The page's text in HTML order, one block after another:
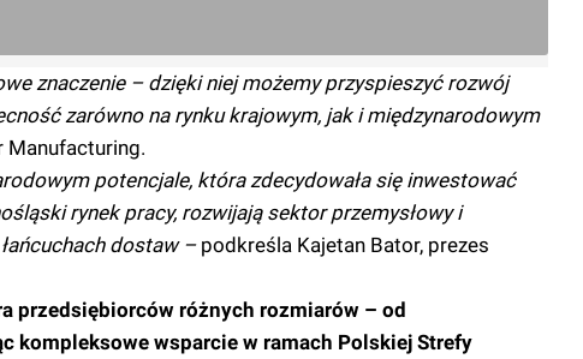
znaczenie – dzięki niej możemy przyspieszyć rozwój
zarówno na rynku krajowym, jak i międzynarodowym
Manufacturing.
potencjale, która zdecydowała się inwestować
rynek pracy, rozwijają sektor przemysłowy i
dostaw –podkreśla Kajetan Bator, prezes
przedsiębiorców różnych rozmiarów – od
kompleksowe wsparcie w ramach Polskiej Strefy